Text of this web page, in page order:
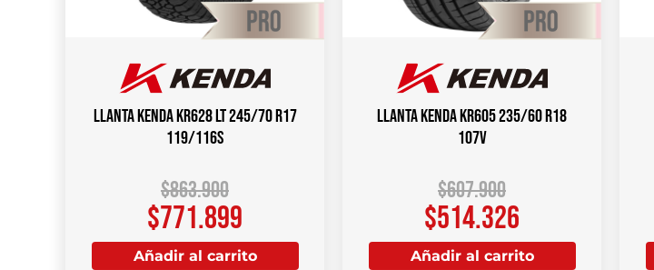
Llanta KENDA KR628 LT 245/70 R17
119/116S
$863.900
$771.899
Añadir al carrito
Llanta KENDA KR605 235/60 R18
107V
$607.900
$514.326
Añadir al carrito